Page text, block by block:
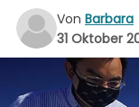
Von Barbara
31 Oktober